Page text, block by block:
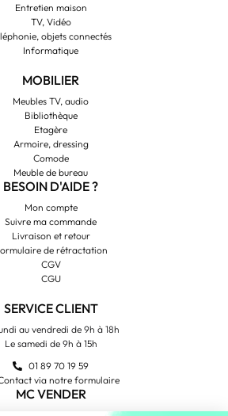
Entretien maison
TV, Vidéo
objets connectés
Informatique
MOBILIER
Meubles TV, audio
Bibliothèque
Etagère
Armoire, dressing
Comode
Meuble de bureau
BESOIN D'AIDE ?
Mon compte
Suivre ma commande
Livraison et retour
de rétractation
CGV
CGU
SERVICE CLIENT
au vendredi de 9h à 18h
Le samedi de 9h à 15h
01 89 70 19 59
via notre formulaire
MC VENDER